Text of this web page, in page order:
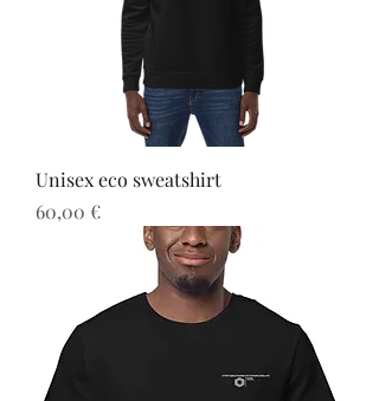
Unisex eco sweatshirt
Preis
60,00 €